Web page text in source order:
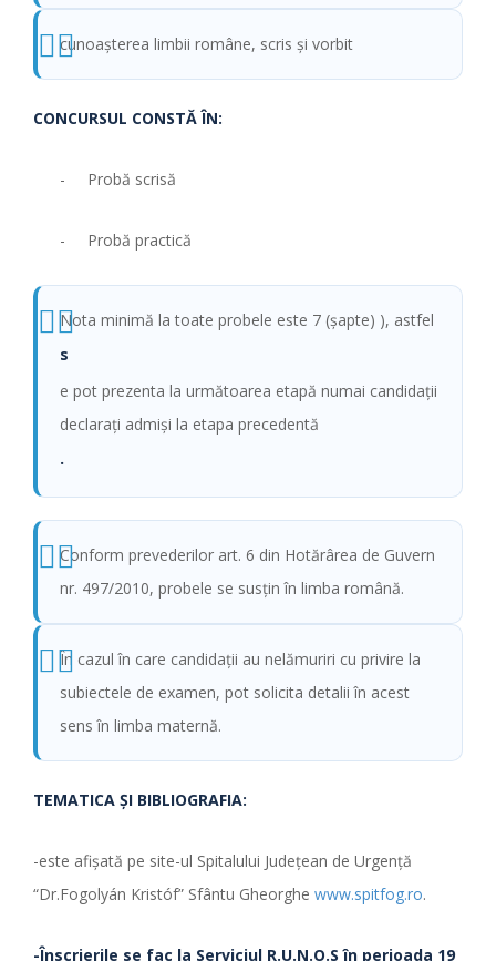
cunoaşterea limbii române, scris şi vorbit
CONCURSUL CONSTĂ ÎN:
- Probă scrisă
- Probă practică
Nota minimă la toate probele este 7 (şapte) ), astfel
s
e pot prezenta la următoarea etapă numai candidaţii
declaraţi admişi la etapa precedentă
.
Conform prevederilor art. 6 din Hotărârea de Guvern
nr. 497/2010, probele se susţin în limba română.
În cazul în care candidaţii au nelămuriri cu privire la
subiectele de examen, pot solicita detalii în acest
sens în limba maternă.
TEMATICA ŞI BIBLIOGRAFIA:
-este afişată pe site-ul Spitalului Judeţean de Urgenţă
“Dr.Fogolyán Kristóf” Sfântu Gheorghe www.spitfog.ro.
-Înscrierile se fac la Serviciul R.U.N.O.S în perioada 19